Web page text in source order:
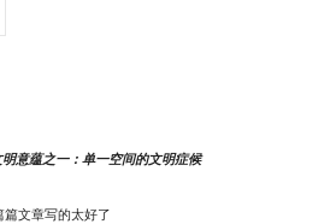
意蕴之一：单一空间的文明症候
篇文章写的太好了